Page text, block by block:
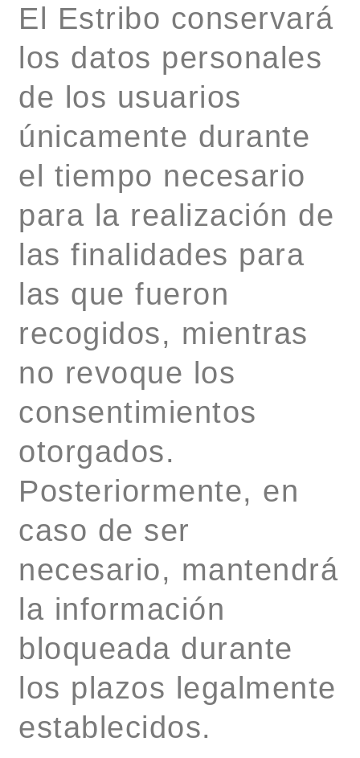
El Estribo conservará
los datos personales
de los usuarios
únicamente durante
el tiempo necesario
para la realización de
las finalidades para
las que fueron
recogidos, mientras
no revoque los
consentimientos
otorgados.
Posteriormente, en
caso de ser
necesario, mantendrá
la información
bloqueada durante
los plazos legalmente
establecidos.